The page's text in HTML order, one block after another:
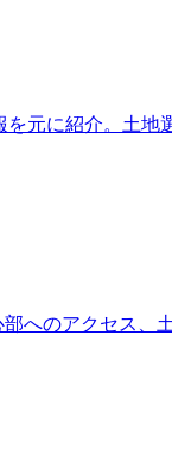
元に紹介。土地
へのアクセス、